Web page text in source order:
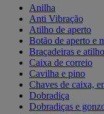
Anilha
Anti Vibração
Atilho de aperto
Botão de aperto e
Braçadeiras e
Caixa de correio
Cavilha e pino
Chaves de caixa,
Dobradiça
Dobradiças e